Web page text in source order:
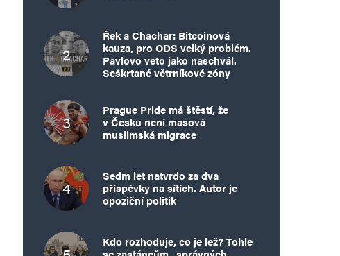
Řek a Chachar: Bitcoinová
kauza, pro ODS velký problém.
Pavlovo veto jako naschvál.
Seškrtané větrníkové zóny
Prague Pride má štěstí, že
v Česku není masová
muslimská migrace
Sedm let natvrdo za dva
příspěvky na sítích. Autor je
opoziční politik
Kdo rozhoduje, co je lež? Tohle